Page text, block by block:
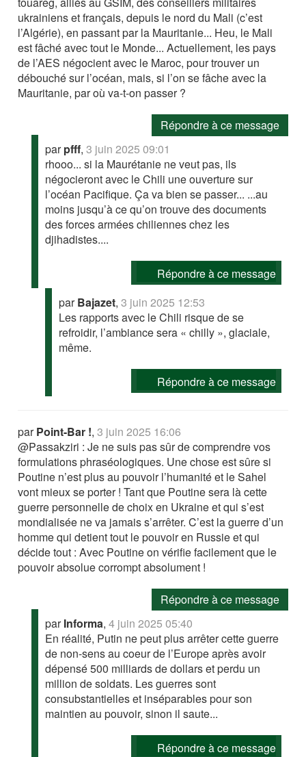
ukrainiens et français, depuis le nord du Mali (c’est
l’Algérie), en passant par la Mauritanie... Heu, le Mali
est fâché avec tout le Monde... Actuellement, les pays
de l’AES négocient avec le Maroc, pour trouver un
débouché sur l’océan, mais, si l’on se fâche avec la
Mauritanie, par où va-t-on passer ?
Répondre à ce message
parpfff,3 juin 2025 09:01
rhooo... si la Maurétanie ne veut pas, ils
négocieront avec le Chili une ouverture sur
l’océan Pacifique. Ça va bien se passer... ...au
moins jusqu’à ce qu’on trouve des documents
des forces armées chiliennes chez les
djihadistes....
Répondre à ce message
parBajazet,3 juin 2025 12:53
Les rapports avec le Chili risque de se
refroidir, l’ambiance sera « chilly », glaciale,
même.
Répondre à ce message
parPoint-Bar !,3 juin 2025 16:06
@Passakziri : Je ne suis pas sûr de comprendre vos
formulations phraséologiques. Une chose est sûre si
Poutine n’est plus au pouvoir l’humanité et le Sahel
vont mieux se porter ! Tant que Poutine sera là cette
guerre personnelle de choix en Ukraine et qui s’est
mondialisée ne va jamais s’arrêter. C’est la guerre d’un
homme qui detient tout le pouvoir en Russie et qui
décide tout : Avec Poutine on vérifie facilement que le
pouvoir absolue corrompt absolument !
Répondre à ce message
parInforma,4 juin 2025 05:40
En réalité, Putin ne peut plus arrêter cette guerre
de non-sens au coeur de l’Europe après avoir
dépensé 500 milliards de dollars et perdu un
million de soldats. Les guerres sont
consubstantielles et inséparables pour son
maintien au pouvoir, sinon il saute...
Répondre à ce message